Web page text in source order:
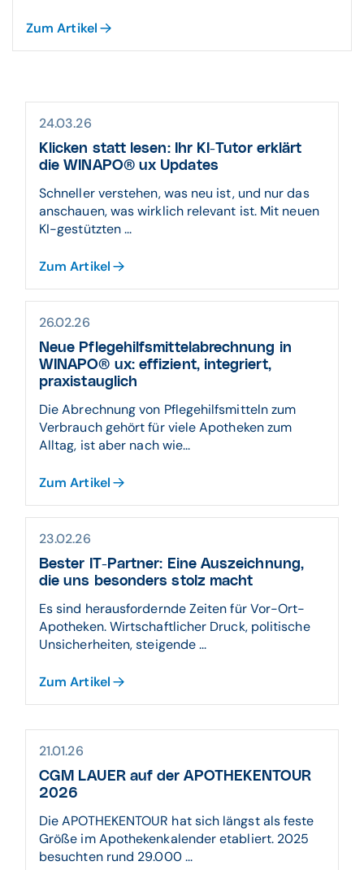
Zum Artikel
24.03.26
Klicken statt lesen: Ihr KI-Tutor erklärt
die WINAPO® ux Updates
Schneller verstehen, was neu ist, und nur das
anschauen, was wirklich relevant ist. Mit neuen
KI-gestützten ...
Zum Artikel
26.02.26
Neue Pflegehilfsmittelabrechnung in
WINAPO® ux: effizient, integriert,
praxistauglich
Die Abrechnung von Pflegehilfsmitteln zum
Verbrauch gehört für viele Apotheken zum
Alltag, ist aber nach wie...
Zum Artikel
23.02.26
Bester IT-Partner: Eine Auszeichnung,
die uns besonders stolz macht
Es sind herausfordernde Zeiten für Vor-Ort-
Apotheken. Wirtschaftlicher Druck, politische
Unsicherheiten, steigende ...
Zum Artikel
21.01.26
CGM LAUER auf der APOTHEKENTOUR
2026
Die APOTHEKENTOUR hat sich längst als feste
Größe im Apothekenkalender etabliert. 2025
besuchten rund 29.000 ...